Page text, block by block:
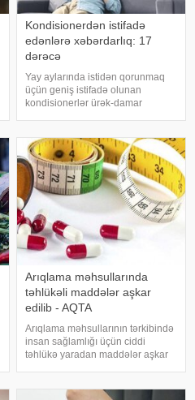
Kondisionerdən istifadə
edənlərə xəbərdarlıq: 17
dərəcə
Yay aylarında istidən qorunmaq
üçün geniş istifadə olunan
kondisionerlər ürək-damar
kardioloqların bildirdiyinə görə,
tərli halda qəfil çox soyuq otağ
Arıqlama məhsullarında
təhlükəli maddələr aşkar
edilib - AQTA
Arıqlama məhsullarının tərkibində
insan sağlamlığı üçün ciddi
təhlükə yaradan maddələr aşkar
Təhlükəsizliyi Agentliyinin (AQTA)